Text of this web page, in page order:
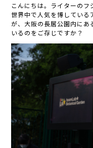
こんにちは。ライターのフ
世界中で人気を博している
が、大阪の長居公園内にあ
いるのをご存じですか？